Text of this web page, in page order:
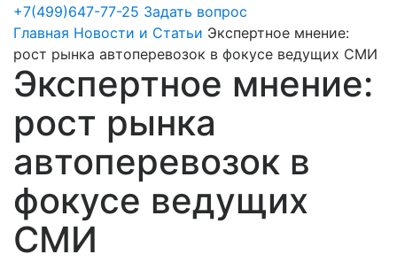
+7(499)647-77-25 Задать вопрос
Главная Новости и Статьи Экспертное мнение:
рост рынка автоперевозок в фокусе ведущих СМИ
Экспертное мнение:
рост рынка
автоперевозок в
фокусе ведущих
СМИ